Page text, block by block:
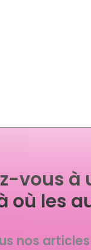
vous à
où les
nos